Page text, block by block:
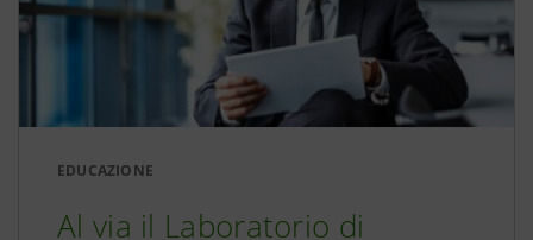
EDUCAZIONE
Al via il Laboratorio di